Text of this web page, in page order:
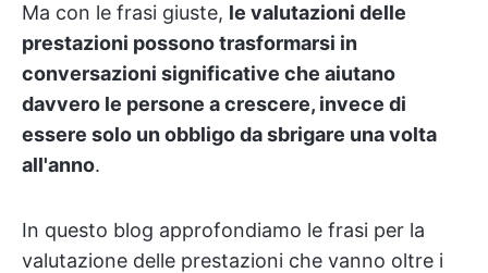
Ma con le frasi giuste, le valutazioni delle
prestazioni possono trasformarsi in
conversazioni significative che aiutano
davvero le persone a crescere, invece di
essere solo un obbligo da sbrigare una volta
all'anno.
In questo blog approfondiamo le frasi per la
valutazione delle prestazioni che vanno oltre i